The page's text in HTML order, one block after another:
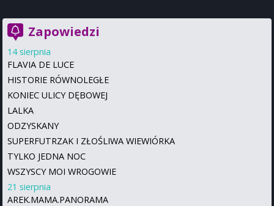
Zapowiedzi
14 sierpnia
FLAVIA DE LUCE
HISTORIE RÓWNOLEGŁE
KONIEC ULICY DĘBOWEJ
LALKA
ODZYSKANY
SUPERFUTRZAK I ZŁOŚLIWA WIEWIÓRKA
TYLKO JEDNA NOC
WSZYSCY MOI WROGOWIE
21 sierpnia
AREK.MAMA.PANORAMA